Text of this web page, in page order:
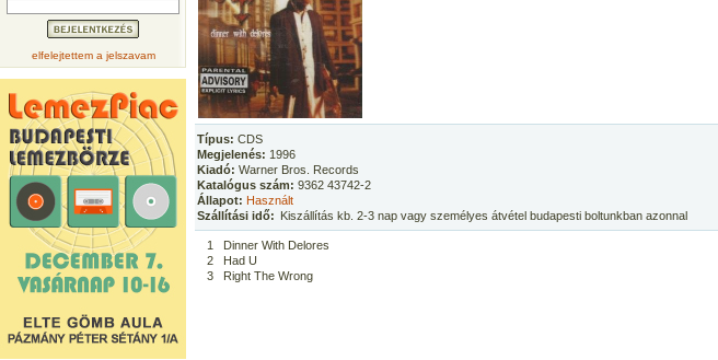
elfelejtettem a jelszavam
Típus: CDS
Megjelenés: 1996
Kiadó: Warner Bros. Records
Katalógus szám: 9362 43742-2
Állapot: Használt
Szállítási idő: Kiszállítás kb. 2-3 nap vagy személyes átvétel budapesti boltunkban azonnal
1
Dinner With Delores
2
Had U
3
Right The Wrong